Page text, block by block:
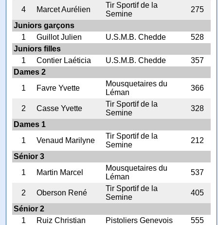
4 Marcet Aurélien
Tir Sportif de la
Semine
275
Juniors garçons
1
Guillot Julien U.S.M.B. Chedde
528
Juniors filles
1
Contier Laéticia U.S.M.B. Chedde
357
Dames 2
1
Favre Yvette
Mousquetaires du
Léman
366
2 Casse Yvette
Tir Sportif de la
Semine
328
Dames 1
1
Venaud Marilyne
Tir Sportif de la
Semine
212
Sénior 3
1
Martin Marcel
Mousquetaires du
Léman
537
2 Oberson René
Tir Sportif de la
Semine
405
Sénior 2
1
Ruiz Christian Pistoliers Genevois
555